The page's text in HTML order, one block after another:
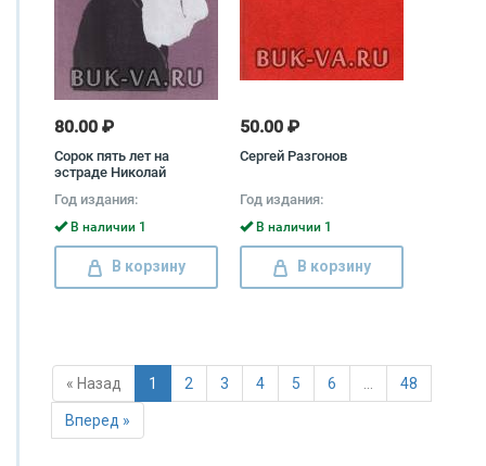
80.00 ₽
Сорок пять лет на
эстраде Николай
Год издания:
В наличии 1
В корзину
50.00 ₽
Сергей Разгонов
Год издания:
В наличии 1
В корзину
« Назад 1 2 3 4 5 6 … 48
Вперед »